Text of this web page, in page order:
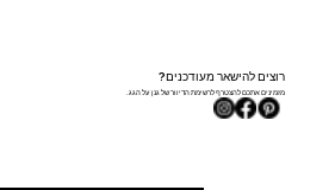
מזמינים אתכם להצטרף לרשימת הדיוור של גנן על הגג.
רוצים להישאר מעודכנים?